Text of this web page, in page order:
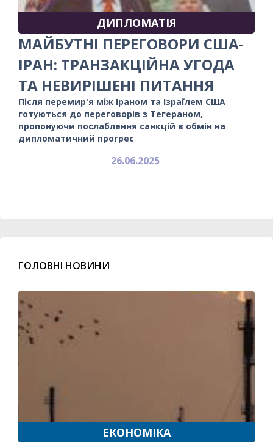
ДИПЛОМАТІЯ
МАЙБУТНІ ПЕРЕГОВОРИ США-
ІРАН: ТРАНЗАКЦІЙНА УГОДА
ТА НЕВИРІШЕНІ ПИТАННЯ
Після перемир'я між Іраном та Ізраїлем США
готуються до переговорів з Тегераном,
пропонуючи послаблення санкцій в обмін на
дипломатичний прогрес
26.06.2025
ГОЛОВНІ НОВИНИ
ЕКОНОМІКА